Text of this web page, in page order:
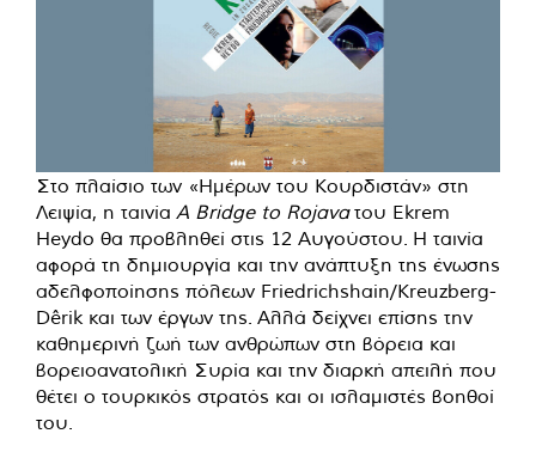
Στο πλαίσιο των «Ημέρων του Κουρδιστάν» στη
Λειψία, η ταινία A Bridge to Rojavaτου Ekrem
Heydo θα προβληθεί στις 12 Αυγούστου. Η ταινία
αφορά τη δημιουργία και την ανάπτυξη της ένωσης
αδελφοποίησης πόλεων Friedrichshain/Kreuzberg-
Dêrik και των έργων της. Αλλά δείχνει επίσης την
καθημερινή ζωή των ανθρώπων στη βόρεια και
βορειοανατολική Συρία και την διαρκή απειλή που
θέτει ο τουρκικός στρατός και οι ισλαμιστές βοηθοί
του.